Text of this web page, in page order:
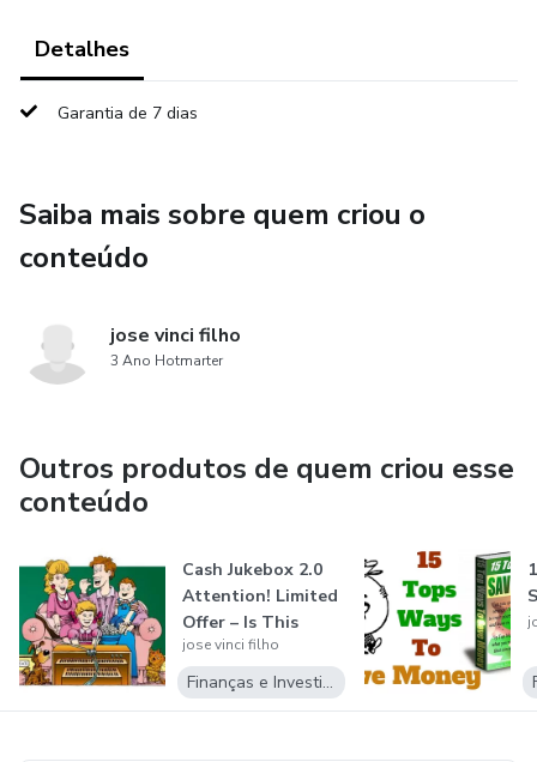
Detalhes
Garantia de 7 dias
Saiba mais sobre quem criou o
conteúdo
jose vinci filho
3 Ano Hotmarter
Outros produtos de quem criou esse
conteúdo
Cash Jukebox 2.0
Attention! Limited
Offer – Is This
Offer To...
jose vinci filho
Finanças e Investimentos